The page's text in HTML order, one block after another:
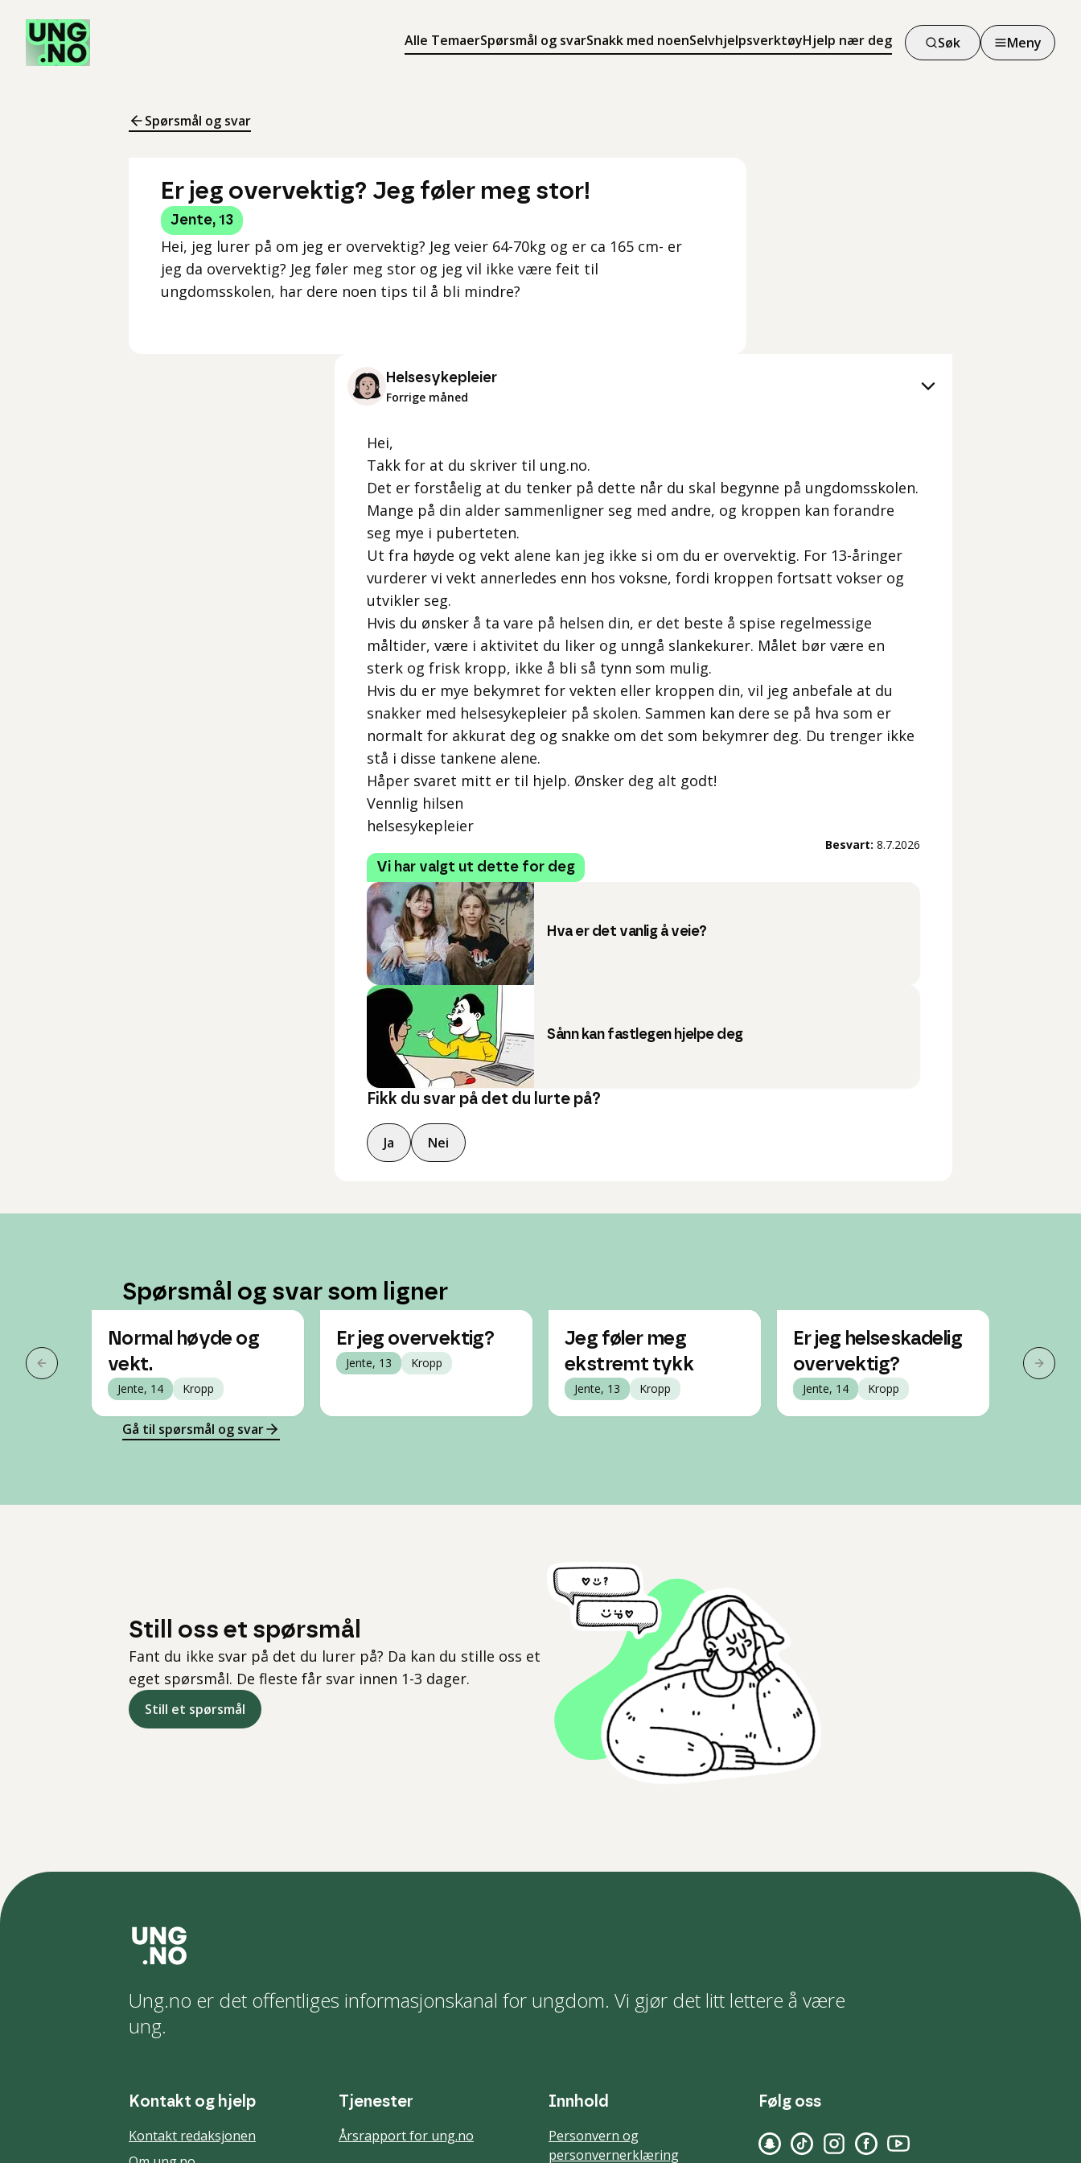
Alle TemaerSpørsmål og svarSnakk med noenSelvhjelpsverktøyHjelp nær deg
Søk
Søk
Meny
Meny
Spørsmål og svar
Er jeg overvektig? Jeg føler meg stor!
Jente, 13
Hei, jeg lurer på om jeg er overvektig? Jeg veier 64-70kg og er ca 165 cm- er
jeg da overvektig? Jeg føler meg stor og jeg vil ikke være feit til
ungdomsskolen, har dere noen tips til å bli mindre?
Helsesykepleier
Forrige måned
Hei,
Takk for at du skriver til ung.no.
Det er forståelig at du tenker på dette når du skal begynne på ungdomsskolen.
Mange på din alder sammenligner seg med andre, og kroppen kan forandre
seg mye i puberteten.
Ut fra høyde og vekt alene kan jeg ikke si om du er overvektig. For 13-åringer
vurderer vi vekt annerledes enn hos voksne, fordi kroppen fortsatt vokser og
utvikler seg.
Hvis du ønsker å ta vare på helsen din, er det beste å spise regelmessige
måltider, være i aktivitet du liker og unngå slankekurer. Målet bør være en
sterk og frisk kropp, ikke å bli så tynn som mulig.
Hvis du er mye bekymret for vekten eller kroppen din, vil jeg anbefale at du
snakker med helsesykepleier på skolen. Sammen kan dere se på hva som er
normalt for akkurat deg og snakke om det som bekymrer deg. Du trenger ikke
stå i disse tankene alene.
Håper svaret mitt er til hjelp. Ønsker deg alt godt!
Vennlig hilsen
helsesykepleier
Besvart: 8.7.2026
Vi har valgt ut dette for deg
Hva er det vanlig å veie?
Sånn kan fastlegen hjelpe deg
Fikk du svar på det du lurte på?
Ja Nei
Spørsmål og svar som ligner
Forrige slide
Normal høyde og
vekt.
Jente, 14 Kropp
Er jeg overvektig?
Jente, 13 Kropp
Jeg føler meg
ekstremt tykk
Jente, 13 Kropp
Er jeg helseskadelig
overvektig?
Jente, 14 Kropp
vekt.Neste
Gå til spørsmål og svar
Still oss et spørsmål
Fant du ikke svar på det du lurer på? Da kan du stille oss et
eget spørsmål. De fleste får svar innen 1-3 dager.
Still et spørsmål
Ung.no er det offentliges informasjonskanal for ungdom. Vi gjør det litt lettere å være
ung.
Kontakt og hjelp
Kontakt redaksjonen
Tjenester
Årsrapport for ung.no
Innhold
Personvern og
personvernerklæring
Følg oss